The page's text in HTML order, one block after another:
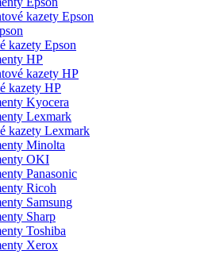
kazety Epson
kazety Epson
HP
kazety HP
kazety HP
Kyocera
Lexmark
kazety Lexmark
Minolta
OKI
Panasonic
Ricoh
Samsung
Sharp
Toshiba
Xerox